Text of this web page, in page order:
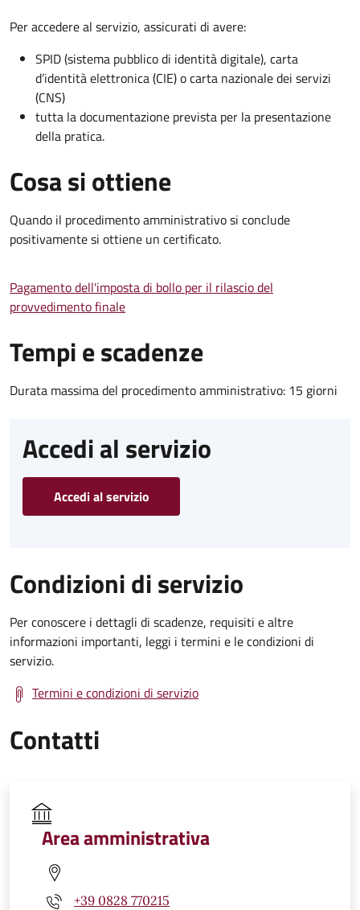
Per accedere al servizio, assicurati di avere:
SPID (sistema pubblico di identità digitale), carta
d’identità elettronica (CIE) o carta nazionale dei servizi
(CNS)
tutta la documentazione prevista per la presentazione
della pratica.
Cosa si ottiene
Quando il procedimento amministrativo si conclude
positivamente si ottiene un certificato.
Pagamento dell'imposta di bollo per il rilascio del
provvedimento finale
Tempi e scadenze
Durata massima del procedimento amministrativo: 15 giorni
Accedi al servizio
Accedi al servizio
Condizioni di servizio
Per conoscere i dettagli di scadenze, requisiti e altre
informazioni importanti, leggi i termini e le condizioni di
servizio.
Termini e condizioni di servizio
Contatti
Area amministrativa
+39 0828 770215